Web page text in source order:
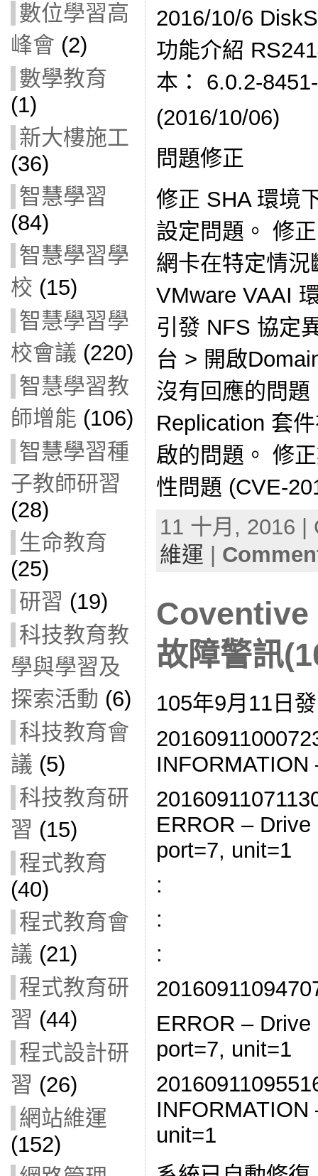
數位學習高
峰會 (2)
數學教育
(1)
新大樓施工
(36)
智慧學習
(84)
智慧學習學
校 (15)
智慧學習學
校會議 (220)
智慧學習教
師增能 (106)
智慧學習種
子教師研習
(28)
生命教育
(25)
研習 (19)
科技教育教
學與學習及
探索活動 (6)
科技教育會
議 (5)
科技教育研
習 (15)
程式教育
(40)
程式教育會
議 (21)
程式教育研
習 (44)
程式設計研
習 (26)
網站維運
(152)
2016/10/6
功能介紹
本： 6.0.2-
(2016/10/06)
問題修正
修正 SHA 環境
設定問題。 修
網卡在特定情
VMware VAAI
引發 NFS 協定
台 > 開啟
沒有回應的問
Replication 套
啟的問題。 修
性問題 (CVE-
11 十月, 2016
維運
Coventive
故障警訊
105年9月11日
ERROR –
port=7, unit=1
:
:
:
ERROR –
port=7, unit=1
unit=1